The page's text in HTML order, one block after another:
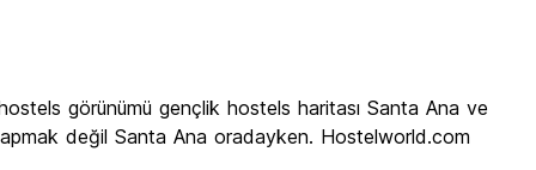
görünümü gençlik hostels haritası Santa Ana ve
değil Santa Ana oradayken. Hostelworld.com